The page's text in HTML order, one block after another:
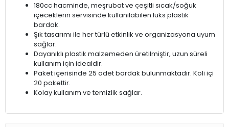
180cc hacminde, meşrubat ve çeşitli sıcak/soğuk
içeceklerin servisinde kullanılabilen lüks plastik
bardak.
Şık tasarımı ile her türlü etkinlik ve organizasyona uyum
sağlar.
Dayanıklı plastik malzemeden üretilmiştir, uzun süreli
kullanım için idealdir.
Paket içerisinde 25 adet bardak bulunmaktadır. Koli içi
20 pakettir.
Kolay kullanım ve temizlik sağlar.